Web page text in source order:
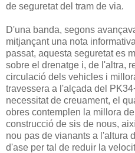
de seguretat del tram de via.
D'una banda, segons
mitjançant una nota
passat, aquesta seguretat es
sobre el drenatge i, de l'altra,
circulació dels vehicles i
travessera a l'alçada del
necessitat de creuament, el
obres contemplen la millora
construcció de sis de nous,
nou pas de vianants a l'altura
d'ase per tal de reduir la